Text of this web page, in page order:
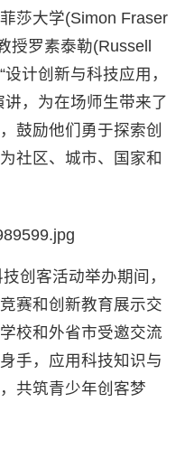
大学(Simon Fraser
授罗素泰勒(Russell
计创新与科技应用，
，为在场师生带来了
鼓励他们勇于探索创
社区、城市、国家和
客活动举办期间，
赛和创新教育展示交
校和外省市受邀交流
手，应用科技知识与
共筑青少年创客梦